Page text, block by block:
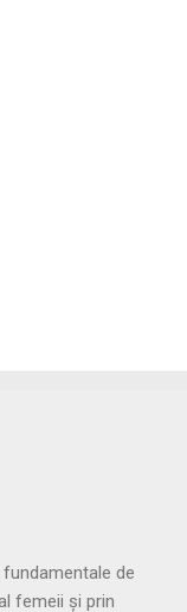
de
femeii și prin